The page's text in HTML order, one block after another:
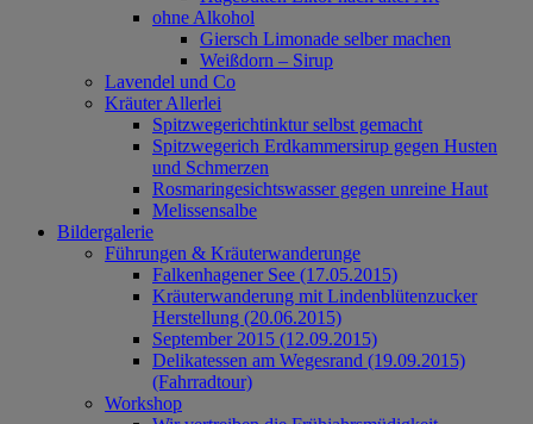
ohne Alkohol
Giersch Limonade selber machen
Weißdorn – Sirup
Lavendel und Co
Kräuter Allerlei
Spitzwegerichtinktur selbst gemacht
Spitzwegerich Erdkammersirup gegen Husten
und Schmerzen
Rosmaringesichtswasser gegen unreine Haut
Melissensalbe
Bildergalerie
Führungen & Kräuterwanderunge
Falkenhagener See (17.05.2015)
Kräuterwanderung mit Lindenblütenzucker
Herstellung (20.06.2015)
September 2015 (12.09.2015)
Delikatessen am Wegesrand (19.09.2015)
(Fahrradtour)
Workshop